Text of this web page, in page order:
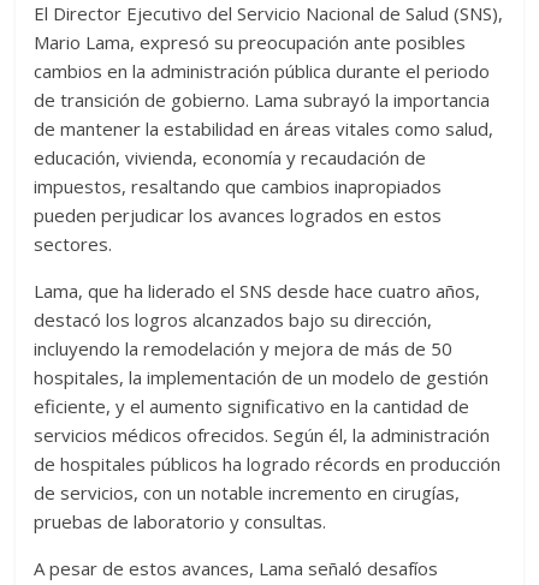
El Director Ejecutivo del Servicio Nacional de Salud (SNS),
Mario Lama, expresó su preocupación ante posibles
cambios en la administración pública durante el periodo
de transición de gobierno. Lama subrayó la importancia
de mantener la estabilidad en áreas vitales como salud,
educación, vivienda, economía y recaudación de
impuestos, resaltando que cambios inapropiados
pueden perjudicar los avances logrados en estos
sectores.
Lama, que ha liderado el SNS desde hace cuatro años,
destacó los logros alcanzados bajo su dirección,
incluyendo la remodelación y mejora de más de 50
hospitales, la implementación de un modelo de gestión
eficiente, y el aumento significativo en la cantidad de
servicios médicos ofrecidos. Según él, la administración
de hospitales públicos ha logrado récords en producción
de servicios, con un notable incremento en cirugías,
pruebas de laboratorio y consultas.
A pesar de estos avances, Lama señaló desafíos